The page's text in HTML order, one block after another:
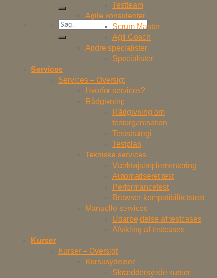
efter:
Søg
efter:
Testteam
Agile konsulenter
Scrum Master
Agil Coach
Andre specialister
Specialister
Services
Services – Oversigt
Hvorfor services?
Rådgivning
Rådgivning om
testorganisation
Teststrategi
Testplan
Tekniske services
Værktøjsimplementering
Automatiseret test
Performancetest
Browser-kompatibilitetstest
Manuelle services
Udarbejdelse af testcases
Afvikling af testcases
Kurser
Kurser – Oversigt
Kursusydelser
Skræddersyede kurser